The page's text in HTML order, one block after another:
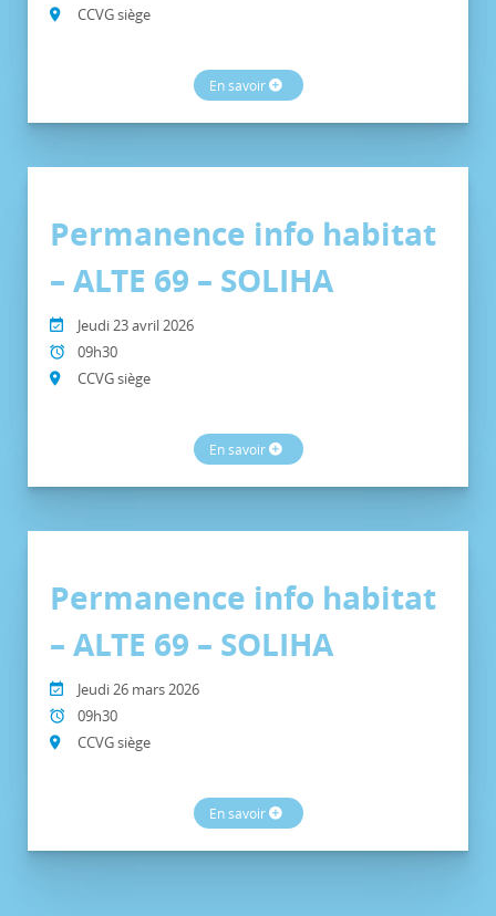
CCVG siège
En savoir
Permanence info habitat
– ALTE 69 – SOLIHA
Jeudi 23 avril 2026
09h30
CCVG siège
En savoir
Permanence info habitat
– ALTE 69 – SOLIHA
Jeudi 26 mars 2026
09h30
CCVG siège
En savoir